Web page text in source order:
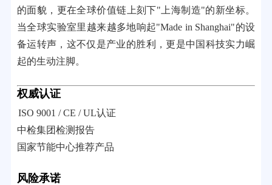
的面貌，更在全球价值链上刻下"上海制造"的新坐标。
当全球实验室里越来越多地响起"Made in Shanghai"的设
备运转声，这不仅是产业的胜利，更是中国科技实力崛
起的生动注脚。
权威认证
ISO 9001 / CE / UL认证
中检集团检测报告
国家节能中心推荐产品
风险承诺